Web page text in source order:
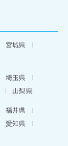
宮城県
埼玉県
山梨県
福井県
愛知県